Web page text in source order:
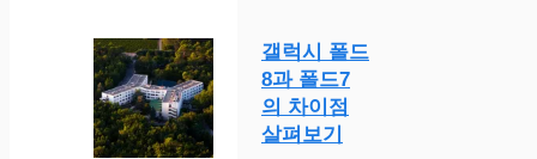
갤럭시 폴드
8과 폴드7
의 차이점
살펴보기